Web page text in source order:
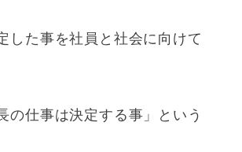
した事を社員と社会に向けて
の仕事は決定する事」という